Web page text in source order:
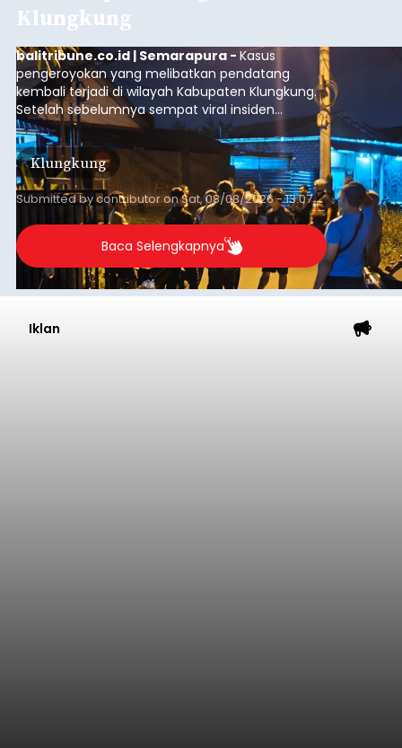
Klungkung
balitribune.co.id | Semarapura -Kasus
pengeroyokan yang melibatkan pendatang
kembali terjadi di wilayah Kabupaten Klungkung.
Setelah sebelumnya sempat viral insiden
keributan di barat Pasar Galiran, peristiwa serupa
kini menimpa seorang pemuda asal Kabupaten
Sumba Barat Daya (SBD), Nusa Tenggara Timur
(NTT).
Klungkung
Submitted bycontributoronSat, 08/08/2026 - 13:07
Baca Selengkapnya
Iklan